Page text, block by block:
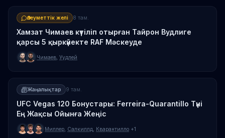
Әлеуметтік желі 8 там.
Хамзат Чимаев күтіліп отырған Тайрон Вудлиге
қарсы 5 қыркүйекте RAF Мәскеуде
Чимаев Уудлей
Жаңалықтар 9 там.
UFC Vegas 120 Бонустары: Ferreira-Quarantillo Түні
Ең Жақсы Ойынға Жеңіс
Миллер Салкиллд Кварантилло +1